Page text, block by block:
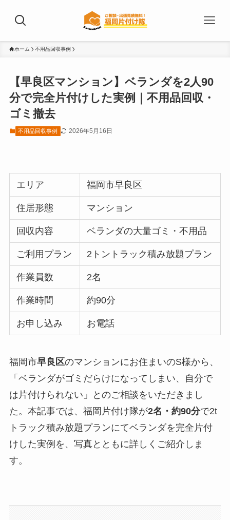
ホーム 不用品回収事例
【早良区マンション】ベランダを2人90
分で完全片付けした実例｜不用品回収・
ゴミ撤去
不用品回収事例 2026年5月16日
エリア 福岡市早良区
住居形態 マンション
回収内容 ベランダの大量ゴミ・不用品
ご利用プラン 2トントラック積み放題プラン
作業員数 2名
作業時間 約90分
お申し込み お電話
福岡市早良区のマンションにお住まいのS様から、
「ベランダがゴミだらけになってしまい、自分で
は片付けられない」とのご相談をいただきまし
た。本記事では、福岡片付け隊が2名・約90分で2t
トラック積み放題プランにてベランダを完全片付
けした実例を、写真とともに詳しくご紹介しま
す。